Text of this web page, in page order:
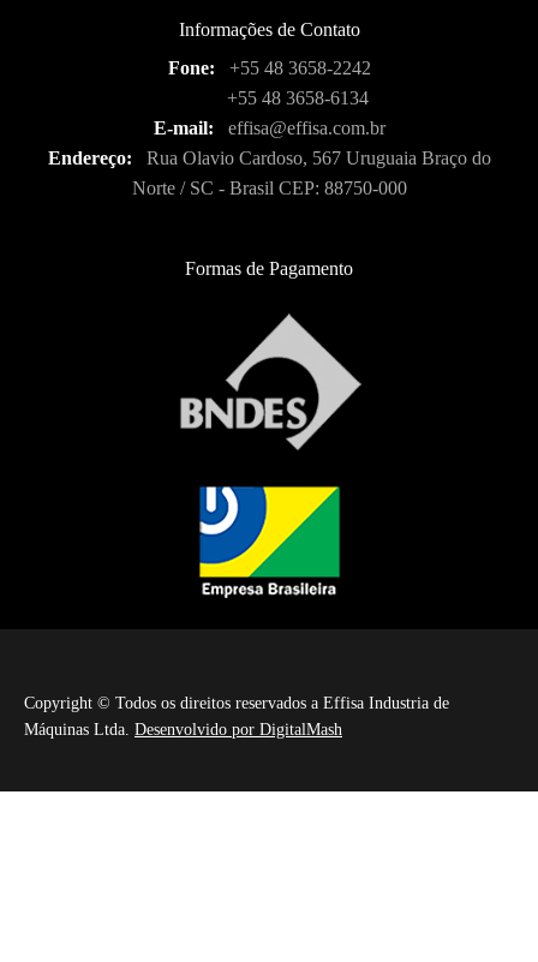
Informações de Contato
Fone:
+55 48 3658-2242
+55 48 3658-6134
E-mail:
effisa@effisa.com.br
Endereço:
Rua Olavio Cardoso, 567 Uruguaia Braço do
Norte / SC - Brasil CEP: 88750-000
Formas de Pagamento
Copyright © Todos os direitos reservados a Effisa Industria de
Máquinas Ltda. Desenvolvido por DigitalMash